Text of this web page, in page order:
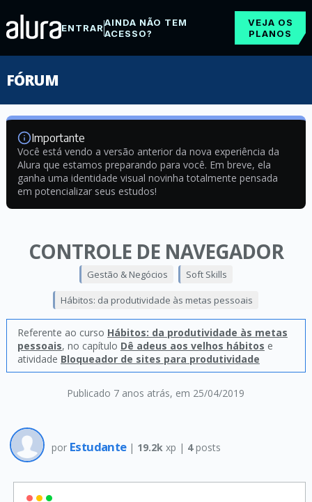
ENTRARAINDA NÃO TEM
ACESSO?
VEJA OS
PLANOS
FÓRUM
Importante
Você está vendo a versão anterior da nova experiência da
Alura que estamos preparando para você. Em breve, ela
ganha uma identidade visual novinha totalmente pensada
em potencializar seus estudos!
CONTROLE DE NAVEGADOR
Publicado 7 anos atrás, em 25/04/2019
Gestão & Negócios Soft Skills
Hábitos: da produtividade às metas pessoais
Referente ao curso Hábitos: da produtividade às metas
pessoais, no capítulo Dê adeus aos velhos hábitos e
atividade Bloqueador de sites para produtividade
por Estudante | 19.2k xp | 4posts